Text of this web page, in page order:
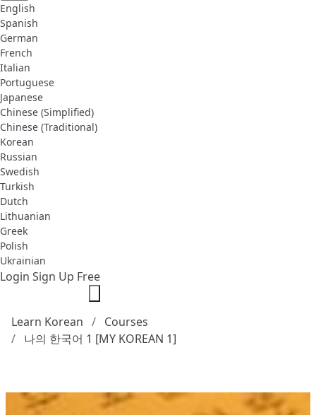
English
Spanish
German
French
Italian
Portuguese
Japanese
Chinese (Simplified)
Chinese (Traditional)
Korean
Russian
Swedish
Turkish
Dutch
Lithuanian
Greek
Polish
Ukrainian
Login Sign Up Free
Learn Korean
Courses
나의 한국어 1 [MY KOREAN 1]